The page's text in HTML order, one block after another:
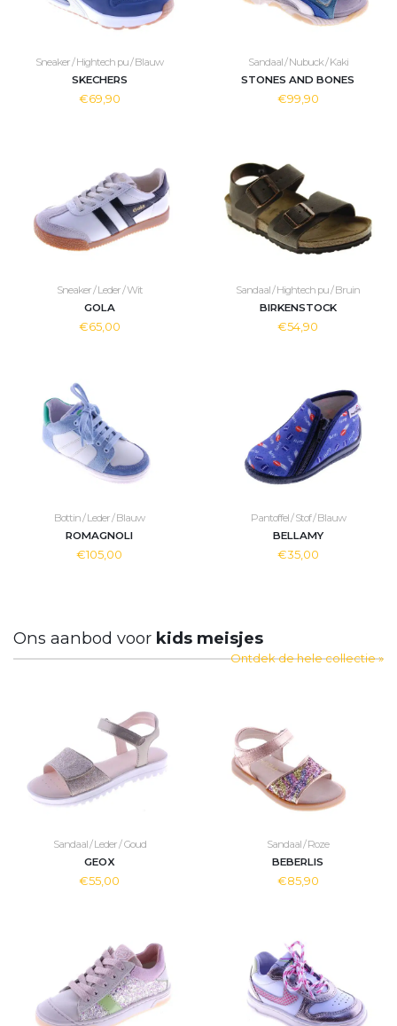
Sneaker / Hightech pu / Blauw
SKECHERS
€69,90
Sandaal / Nubuck / Kaki
STONES AND BONES
€99,90
Sneaker / Leder / Wit
GOLA
€65,00
Sandaal / Hightech pu / Bruin
BIRKENSTOCK
€54,90
Bottin / Leder / Blauw
ROMAGNOLI
€105,00
Pantoffel / Stof / Blauw
BELLAMY
€35,00
Ons aanbod voor kids meisjes
Ontdek de hele collectie »
Sandaal / Leder / Goud
GEOX
€55,00
Sandaal / Roze
BEBERLIS
€85,90